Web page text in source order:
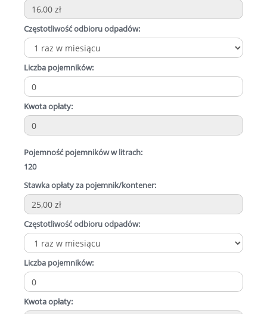
Częstotliwość odbioru odpadów:
Liczba pojemników:
Kwota opłaty:
Pojemność pojemników w litrach:
120
Stawka opłaty za pojemnik/kontener:
Częstotliwość odbioru odpadów:
Liczba pojemników:
Kwota opłaty: